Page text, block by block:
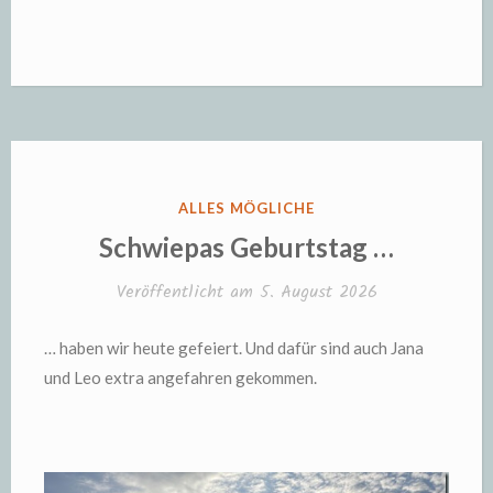
VERÖFFENTLICHT
ALLES MÖGLICHE
Schwiepas Geburtstag …
Veröffentlicht am 5. August 2026
… haben wir heute gefeiert. Und dafür sind auch Jana
und Leo extra angefahren gekommen.